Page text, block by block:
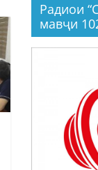
Радиои
мавҷи